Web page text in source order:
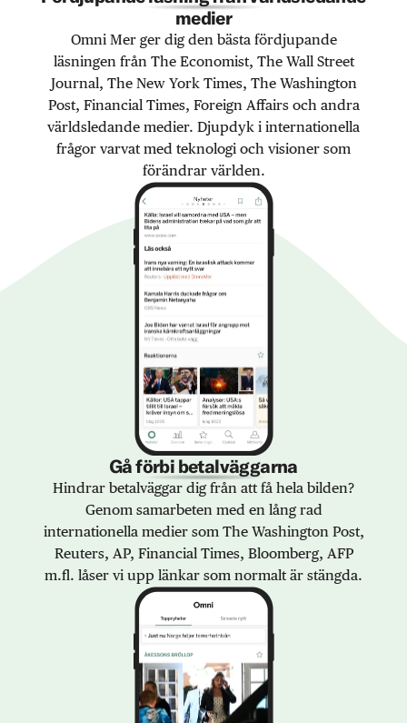
medier
Omni Mer ger dig den bästa fördjupande
läsningen från The Economist, The Wall Street
Journal, The New York Times, The Washington
Post, Financial Times, Foreign Affairs och andra
världsledande medier. Djupdyk i internationella
frågor varvat med teknologi och visioner som
förändrar världen.
Gå förbi betalväggarna
Hindrar betalväggar dig från att få hela bilden?
Genom samarbeten med en lång rad
internationella medier som The Washington Post,
Reuters, AP, Financial Times, Bloomberg, AFP
m.fl. låser vi upp länkar som normalt är stängda.